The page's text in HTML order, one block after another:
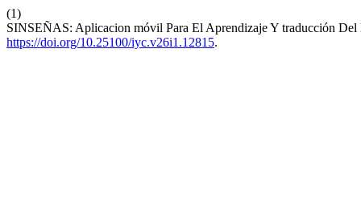
(1)
SINSEÑAS: Aplicacion móvil Para El Aprendizaje Y traducción
https://doi.org/10.25100/iyc.v26i1.12815.